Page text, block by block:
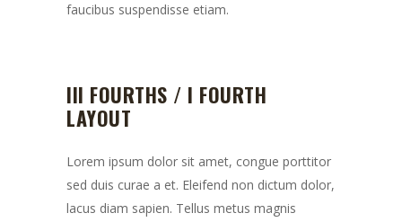
faucibus suspendisse etiam.
III FOURTHS / I FOURTH
LAYOUT
Lorem ipsum dolor sit amet, congue porttitor
sed duis curae a et. Eleifend non dictum dolor,
lacus diam sapien. Tellus metus magnis